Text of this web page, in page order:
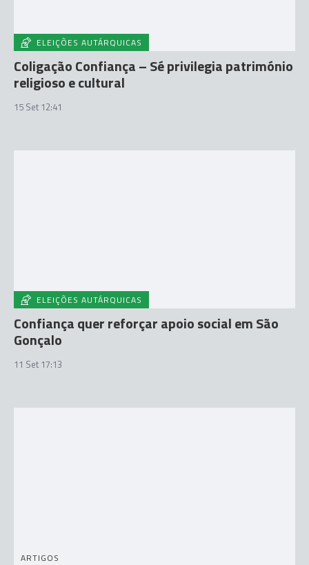
ELEIÇÕES AUTÁRQUICAS
Coligação Confiança – Sé privilegia património
religioso e cultural
15 Set 12:41
ELEIÇÕES AUTÁRQUICAS
Confiança quer reforçar apoio social em São
Gonçalo
11 Set 17:13
ARTIGOS